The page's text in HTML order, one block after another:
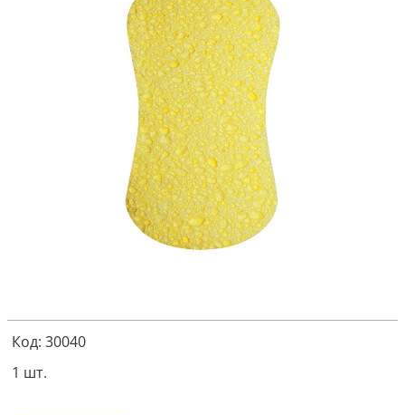
Код: 30040
1 шт.
Я соглашаюсь сполитикой защиты
персональных данных